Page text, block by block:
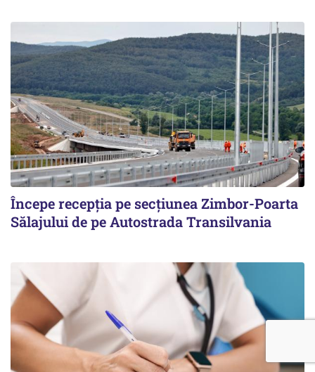
Începe recepţia pe secţiunea Zimbor-Poarta
Sălajului de pe Autostrada Transilvania